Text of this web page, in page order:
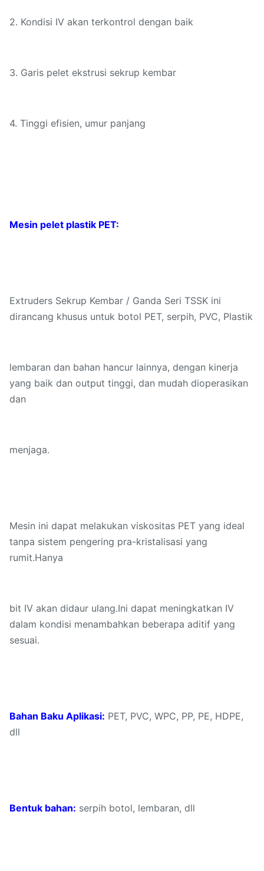
2. Kondisi IV akan terkontrol dengan baik
3. Garis pelet ekstrusi sekrup kembar
4. Tinggi efisien, umur panjang
Mesin pelet plastik PET:
Extruders Sekrup Kembar / Ganda Seri TSSK ini
dirancang khusus untuk botol PET, serpih, PVC, Plastik
lembaran dan bahan hancur lainnya, dengan kinerja
yang baik dan output tinggi, dan mudah dioperasikan
dan
menjaga.
Mesin ini dapat melakukan viskositas PET yang ideal
tanpa sistem pengering pra-kristalisasi yang
rumit.Hanya
bit IV akan didaur ulang.Ini dapat meningkatkan IV
dalam kondisi menambahkan beberapa aditif yang
sesuai.
Bahan Baku Aplikasi: PET, PVC, WPC, PP, PE, HDPE,
dll
Bentuk bahan: serpih botol, lembaran, dll